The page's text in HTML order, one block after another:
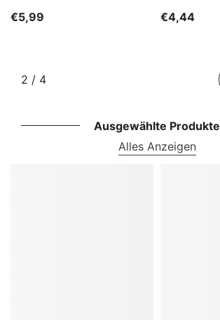
€5,99
€4,44
2 / von
4
Ausgewählte Produkte
Alles Anzeigen